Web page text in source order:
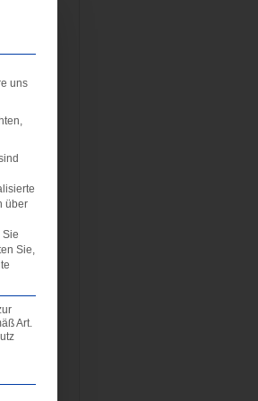
uns
über
Sie
Sie,
Art.